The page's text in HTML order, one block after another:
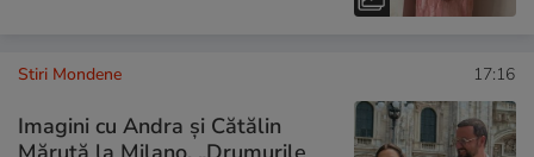
Stiri Mondene 17:16
Imagini cu Andra și Cătălin